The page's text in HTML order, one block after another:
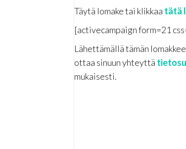
Täytä lomake tai klikkaa tätä
[activecampaign form=21
Lähettämällä tämän
ottaa sinuun yhteyttä
mukaisesti.